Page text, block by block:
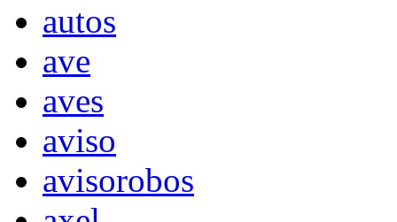
autos
ave
aves
aviso
avisorobos